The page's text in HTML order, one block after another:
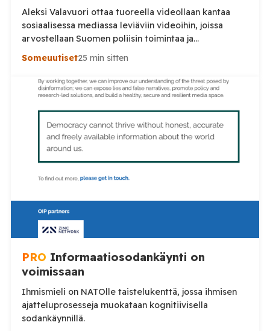
Aleksi Valavuori ottaa tuoreella videollaan kantaa
sosiaalisessa mediassa leviäviin videoihin, joissa
arvostellaan Suomen poliisin toimintaa ja
voimankäyttöä. Valavuoren mukaan videot ovat usein
luottamus poliisiin rapautuu. Aleksi Valavuori nostaa
videollaan esiin ilmiön, jonka hän kertoo yleistyneen
arvostellaan. Tilaa Posi TV […]
Someuutiset25 min sitten
PRO Informaatiosodankäynti on
voimissaan
Ihmismieli on NATOlle taistelukenttä, jossa ihmisen
ajatteluprosesseja muokataan kognitiivisella
sodankäynnillä.